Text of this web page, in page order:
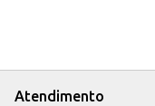
Atendimento